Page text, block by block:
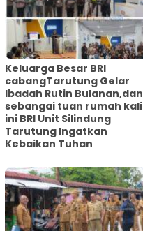
Keluarga Besar BRI
cabangTarutung Gelar
Ibadah Rutin Bulanan,dan
sebangai tuan rumah kali
ini BRI Unit Silindung
Tarutung Ingatkan
Kebaikan Tuhan